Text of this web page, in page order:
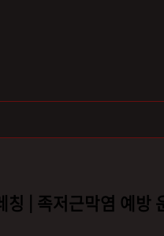
칭 | 족저근막염 예방